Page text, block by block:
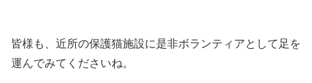
皆様も、近所の保護猫施設に是非ボランティアとして足を
運んでみてくださいね。